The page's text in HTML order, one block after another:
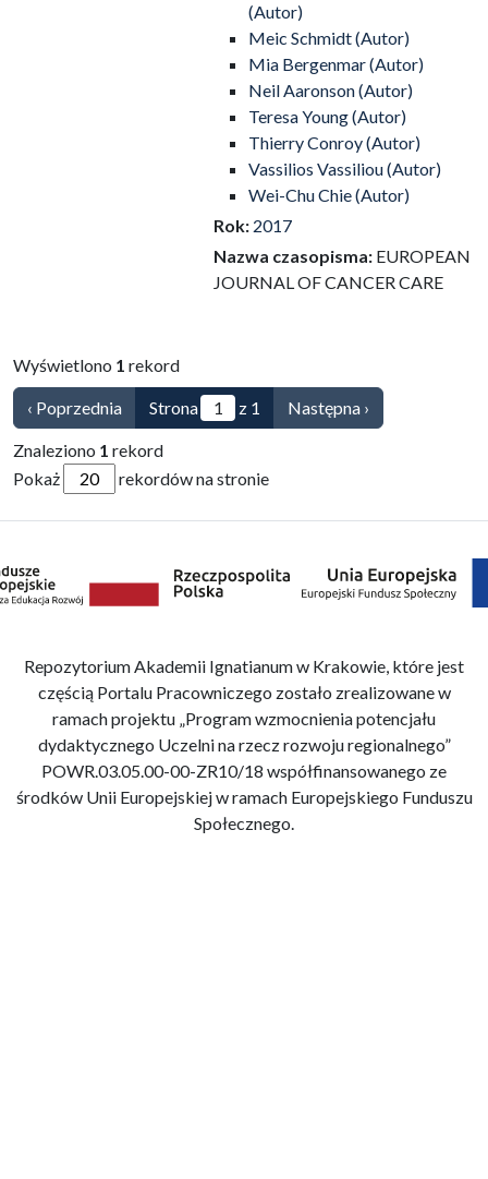
(Autor)
Meic Schmidt (Autor)
Mia Bergenmar (Autor)
Neil Aaronson (Autor)
Teresa Young (Autor)
Thierry Conroy (Autor)
Vassilios Vassiliou (Autor)
Wei-Chu Chie (Autor)
Rok: 2017
Nazwa czasopisma: EUROPEAN
JOURNAL OF CANCER CARE
Wyświetlono 1 rekord
‹ Poprzednia Strona z 1 Następna ›
Znaleziono 1 rekord
Pokaż
rekordów na stronie
Repozytorium Akademii Ignatianum w Krakowie, które jest
częścią Portalu Pracowniczego zostało zrealizowane w
ramach projektu „Program wzmocnienia potencjału
dydaktycznego Uczelni na rzecz rozwoju regionalnego”
POWR.03.05.00-00-ZR10/18 współfinansowanego ze
środków Unii Europejskiej w ramach Europejskiego Funduszu
Społecznego.